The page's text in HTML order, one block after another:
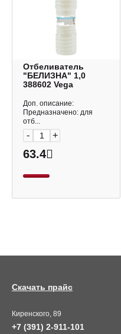
Отбеливатель
"БЕЛИЗНА" 1,0
388602 Vega
Доп. описание:
Предназначено: для
отб...
- +
63.4
Киренского, 89
+7 (391) 2-911-101
Скачать прайс